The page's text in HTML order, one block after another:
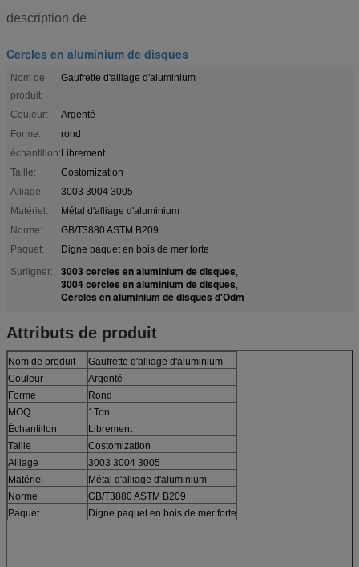
description de
Cercles en aluminium de disques
Nom de
produit:
Gaufrette d'alliage d'aluminium
Couleur:
Argenté
Forme:
rond
échantillon:Librement
Taille:
Costomization
Alliage:
3003 3004 3005
Matériel:
Métal d'alliage d'aluminium
Norme:
GB/T3880 ASTM B209
Paquet:
Digne paquet en bois de mer forte
Surligner:
3003 cercles en aluminium de disques,
3004 cercles en aluminium de disques,
Cercles en aluminium de disques d'Odm
Attributs de produit
Nom de produit
Gaufrette d'alliage d'aluminium
Couleur
Argenté
Forme
Rond
MOQ
1Ton
Échantillon
Librement
Taille
Costomization
Alliage
3003 3004 3005
Matériel
Métal d'alliage d'aluminium
Norme
GB/T3880 ASTM B209
Paquet
Digne paquet en bois de mer forte